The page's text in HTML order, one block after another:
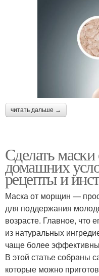
читать дальше →
Сделать
домашних
рецепты и
Маска от морщин —
для поддержания
возрасте. Главное, что
из натуральных
чаще более
В этой статье собраны
которые можно